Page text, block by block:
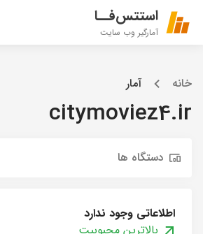
استتس‌فــا
آمارگیر وب سایت
خانه آمار
citymoviez4.ir
دستگاه ها
اطلاعاتی وجود ندارد
بالاترین محبوبیت